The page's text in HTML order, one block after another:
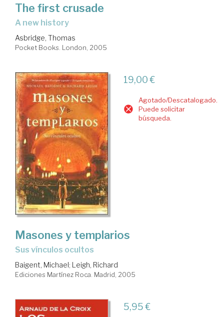
The first crusade
a new history
Asbridge, Thomas
Pocket Books. London, 2005
19,00 €
Agotado/Descatalogado.
Puede solicitar
búsqueda.
Masones y templarios
sus vínculos ocultos
Baigent, Michael ; Leigh, Richard
Ediciones Martínez Roca. Madrid, 2005
5,95 €